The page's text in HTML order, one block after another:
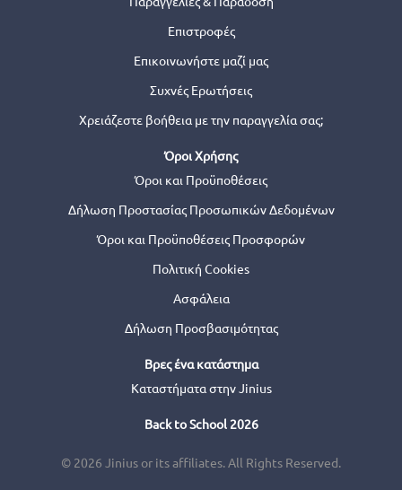
Επιστροφές
Επικοινωνήστε μαζί μας
Συχνές Ερωτήσεις
Χρειάζεστε βοήθεια με την παραγγελία σας;
Όροι Χρήσης
Όροι και Προϋποθέσεις
Δήλωση Προστασίας Προσωπικών Δεδομένων
Όροι και Προϋποθέσεις Προσφορών
Πολιτική Cookies
Ασφάλεια
Δήλωση Προσβασιμότητας
Βρες ένα κατάστημα
Καταστήματα στην Jinius
Back to School 2026
© 2026 Jinius or its affiliates. All Rights Reserved.